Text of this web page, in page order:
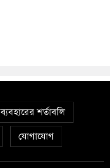
ব্যবহারের শর্তাবলি
যোগাযোগ